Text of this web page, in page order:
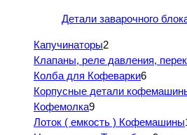
Детали заварочного
Капучинаторы2
Клапаны, реле давления,
Колба для Кофеварки6
Корпусные детали
Кофемолка9
Лоток ( емкость ) Кофемашины